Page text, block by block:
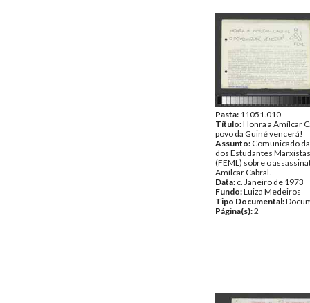
Pasta: 11051.010
Título:Honra a Amílcar
povo da Guiné vencerá!
Assunto: Comunicado
dos Estudantes
(FEML) sobre o
Amílcar Cabral.
Data: c. Janeiro de 1973
Fundo:Luiza Medeiros
Tipo Documental:
Página(s):2